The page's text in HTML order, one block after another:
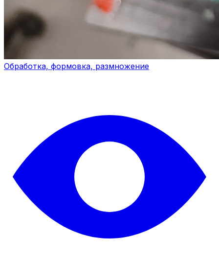
Обработка, формовка, размножение